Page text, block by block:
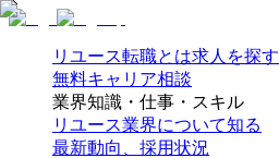
リユース転職とは求人を探す
無料キャリア相談
業界知識・仕事・スキル
リユース業界について知る
最新動向、採用状況